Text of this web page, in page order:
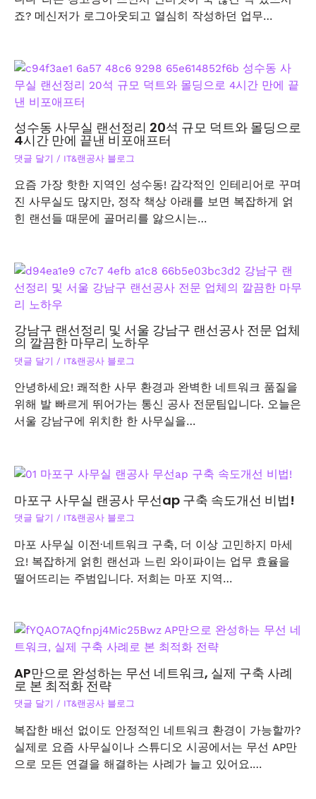
죠? 메신저가 로그아웃되고 열심히 작성하던 업무…
성수동 사무실 랜선정리 20석 규모 덕트와 몰딩으로
4시간 만에 끝낸 비포애프터
댓글 달기 / IT&랜공사 블로그
요즘 가장 핫한 지역인 성수동! 감각적인 인테리어로 꾸며
진 사무실도 많지만, 정작 책상 아래를 보면 복잡하게 얽
힌 랜선들 때문에 골머리를 앓으시는…
강남구 랜선정리 및 서울 강남구 랜선공사 전문 업체
의 깔끔한 마무리 노하우
댓글 달기 / IT&랜공사 블로그
안녕하세요! 쾌적한 사무 환경과 완벽한 네트워크 품질을
위해 발 빠르게 뛰어가는 통신 공사 전문팀입니다. 오늘은
서울 강남구에 위치한 한 사무실을…
마포구 사무실 랜공사 무선ap 구축 속도개선 비법!
댓글 달기 / IT&랜공사 블로그
마포 사무실 이전·네트워크 구축, 더 이상 고민하지 마세
요! 복잡하게 얽힌 랜선과 느린 와이파이는 업무 효율을
떨어뜨리는 주범입니다. 저희는 마포 지역…
AP만으로 완성하는 무선 네트워크, 실제 구축 사례
로 본 최적화 전략
댓글 달기 / IT&랜공사 블로그
복잡한 배선 없이도 안정적인 네트워크 환경이 가능할까?
실제로 요즘 사무실이나 스튜디오 시공에서는 무선 AP만
으로 모든 연결을 해결하는 사례가 늘고 있어요.…